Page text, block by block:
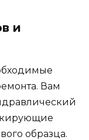
и
Вам
образца.